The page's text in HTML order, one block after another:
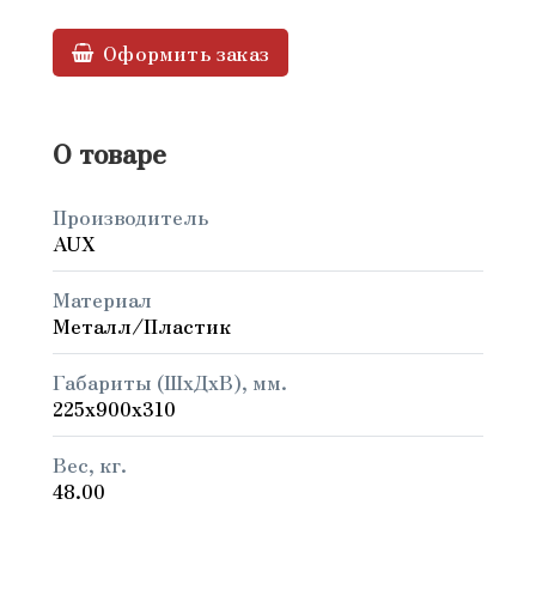
Оформить заказ
О товаре
Производитель
AUX
Материал
Металл/Пластик
Габариты (ШxДxВ), мм.
225x900x310
Вес, кг.
48.00